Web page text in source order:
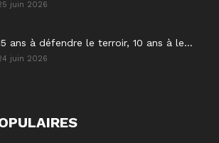
juin 2026
ans à défendre le terroir, 10 ans à le...
juin 2026